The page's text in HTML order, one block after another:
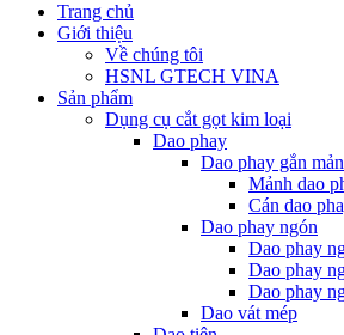
Trang chủ
Giới thiệu
Về chúng tôi
HSNL GTECH VINA
Sản phẩm
Dụng cụ cắt gọt kim loại
Dao phay
Dao phay gắn
Mảnh dao
Cán dao
Dao phay ngón
Dao phay
Dao phay
Dao phay
Dao vát mép